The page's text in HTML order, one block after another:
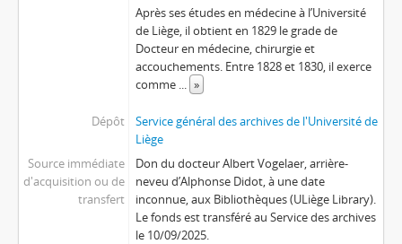
Après ses études en médecine à l’Université
de Liège, il obtient en 1829 le grade de
Docteur en médecine, chirurgie et
accouchements. Entre 1828 et 1830, il exerce
comme ... »
Dépôt
Service général des archives de l'Université de
Liège
Source immédiate
d'acquisition ou de
transfert
Don du docteur Albert Vogelaer, arrière-
neveu d’Alphonse Didot, à une date
inconnue, aux Bibliothèques (ULiège Library).
Le fonds est transféré au Service des archives
le 10/09/2025.